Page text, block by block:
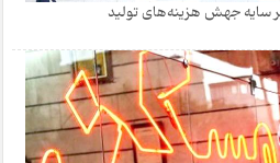
جهش هزینه‌های تولید